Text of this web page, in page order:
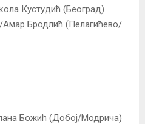
Кустудић (Београд)
Бродлић (Пелагићево/
Божић (Добој/Модрича)